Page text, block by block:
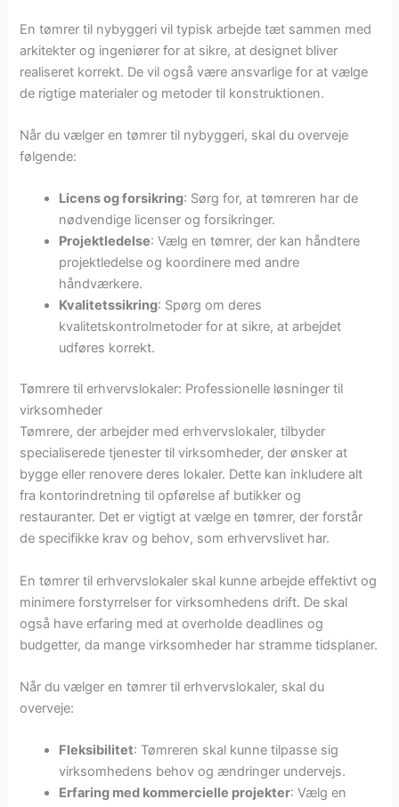
En tømrer til nybyggeri vil typisk arbejde tæt sammen med
arkitekter og ingeniører for at sikre, at designet bliver
realiseret korrekt. De vil også være ansvarlige for at vælge
de rigtige materialer og metoder til konstruktionen.
Når du vælger en tømrer til nybyggeri, skal du overveje
følgende:
Licens og forsikring: Sørg for, at tømreren har de
nødvendige licenser og forsikringer.
Projektledelse: Vælg en tømrer, der kan håndtere
projektledelse og koordinere med andre
håndværkere.
Kvalitetssikring: Spørg om deres
kvalitetskontrolmetoder for at sikre, at arbejdet
udføres korrekt.
Tømrere til erhvervslokaler: Professionelle løsninger til
virksomheder
Tømrere, der arbejder med erhvervslokaler, tilbyder
specialiserede tjenester til virksomheder, der ønsker at
bygge eller renovere deres lokaler. Dette kan inkludere alt
fra kontorindretning til opførelse af butikker og
restauranter. Det er vigtigt at vælge en tømrer, der forstår
de specifikke krav og behov, som erhvervslivet har.
En tømrer til erhvervslokaler skal kunne arbejde effektivt og
minimere forstyrrelser for virksomhedens drift. De skal
også have erfaring med at overholde deadlines og
budgetter, da mange virksomheder har stramme tidsplaner.
Når du vælger en tømrer til erhvervslokaler, skal du
overveje:
Fleksibilitet: Tømreren skal kunne tilpasse sig
virksomhedens behov og ændringer undervejs.
Erfaring med kommercielle projekter: Vælg en